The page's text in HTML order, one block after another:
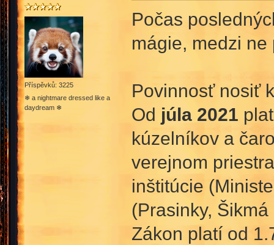
Příspěvků: 3225
❄ a nightmare dressed like a
daydream ❄
Počas
mágie, medzi ne
Povinnosť nosiť
Od júla 2021
kúzelníkov a
verejnom
inštitúcie
(Prasinky,
Zákon platí od